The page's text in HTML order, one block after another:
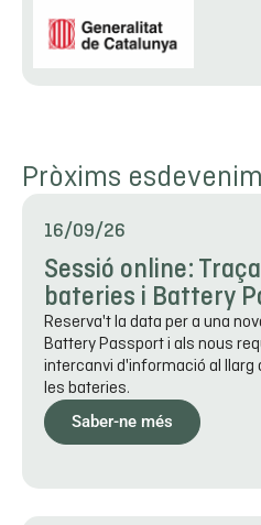
Pròxims
16/09/26
Sessió online:
bateries i Battery
Reserva't la data per a una
Battery Passport i als nous
intercanvi d'informació al llarg
les bateries.
Saber-ne més